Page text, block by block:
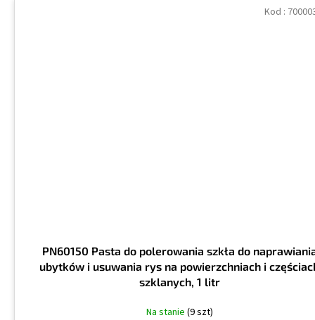
PN60150 Pasta do polerowania szkła do
ubytków i usuwania rys na powierzchniach i
szklanych, 1 litr
Na stanie (9 szt)
Kod :